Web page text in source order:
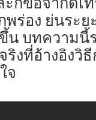
อง ย่นระย
บทความนี้
งที่อ้างอิงวิ
จ